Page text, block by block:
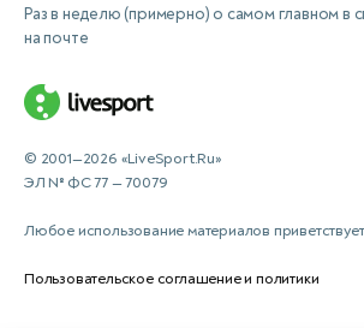
Раз в неделю (примерно) о самом главном в
на почте
© 2001—2026 «LiveSport.Ru»
ЭЛ № ФС 77 — 70079
Любое использование материалов
Пользовательское соглашение и политики